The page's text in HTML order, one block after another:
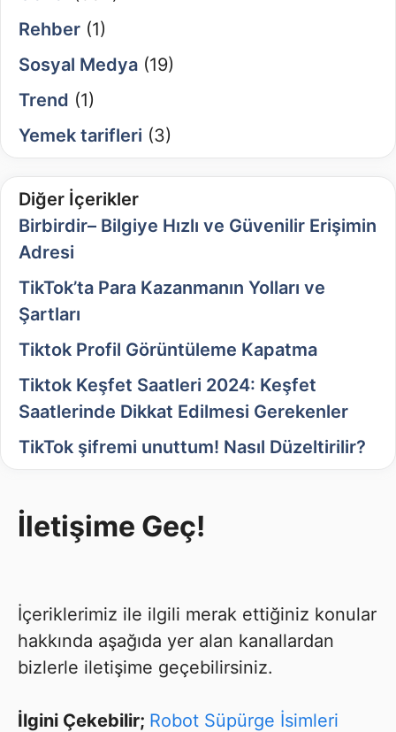
Rehber (1)
Sosyal Medya (19)
Trend (1)
Yemek tarifleri (3)
Diğer İçerikler
Birbirdir– Bilgiye Hızlı ve Güvenilir Erişimin
Adresi
TikTok’ta Para Kazanmanın Yolları ve
Şartları
Tiktok Profil Görüntüleme Kapatma
Tiktok Keşfet Saatleri 2024: Keşfet
Saatlerinde Dikkat Edilmesi Gerekenler
TikTok şifremi unuttum! Nasıl Düzeltirilir?
İletişime Geç!
İçeriklerimiz ile ilgili merak ettiğiniz konular
hakkında aşağıda yer alan kanallardan
bizlerle iletişime geçebilirsiniz.
İlgini Çekebilir; Robot Süpürge İsimleri